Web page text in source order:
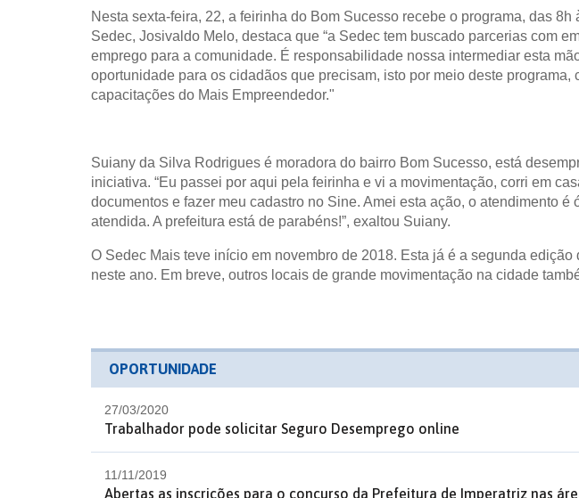
Nesta sexta-feira, 22, a feirinha do Bom Sucesso recebe o programa, das 8h
Sedec, Josivaldo Melo, destaca que “a Sedec tem buscado parcerias com
emprego para a comunidade. É responsabilidade nossa intermediar esta
oportunidade para os cidadãos que precisam, isto por meio deste programa,
capacitações do Mais Empreendedor."
Suiany da Silva Rodrigues é moradora do bairro Bom Sucesso, está
iniciativa. “Eu passei por aqui pela feirinha e vi a movimentação, corri em
documentos e fazer meu cadastro no Sine. Amei esta ação, o atendimento é
atendida. A prefeitura está de parabéns!”, exaltou Suiany.
O Sedec Mais teve início em novembro de 2018. Esta já é a segunda edição
neste ano. Em breve, outros locais de grande movimentação na cidade
OPORTUNIDADE
27/03/2020
Trabalhador pode solicitar Seguro Desemprego online
11/11/2019
Abertas as inscrições para o concurso da Prefeitura de Imperatriz nas